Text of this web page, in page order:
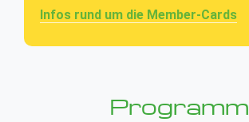
Infos rund um die Member-Cards
Programm